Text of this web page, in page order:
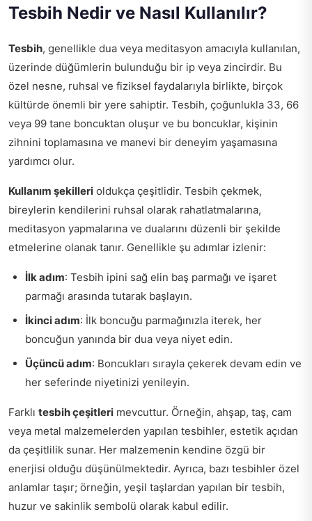
Tesbih Nedir ve Nasıl Kullanılır?
Tesbih, genellikle dua veya meditasyon amacıyla kullanılan,
üzerinde düğümlerin bulunduğu bir ip veya zincirdir. Bu
özel nesne, ruhsal ve fiziksel faydalarıyla birlikte, birçok
kültürde önemli bir yere sahiptir. Tesbih, çoğunlukla 33, 66
veya 99 tane boncuktan oluşur ve bu boncuklar, kişinin
zihnini toplamasına ve manevi bir deneyim yaşamasına
yardımcı olur.
Kullanım şekilleri oldukça çeşitlidir. Tesbih çekmek,
bireylerin kendilerini ruhsal olarak rahatlatmalarına,
meditasyon yapmalarına ve dualarını düzenli bir şekilde
etmelerine olanak tanır. Genellikle şu adımlar izlenir:
İlk adım: Tesbih ipini sağ elin baş parmağı ve işaret
parmağı arasında tutarak başlayın.
İkinci adım: İlk boncuğu parmağınızla iterek, her
boncuğun yanında bir dua veya niyet edin.
Üçüncü adım: Boncukları sırayla çekerek devam edin ve
her seferinde niyetinizi yenileyin.
Farklı tesbih çeşitleri mevcuttur. Örneğin, ahşap, taş, cam
veya metal malzemelerden yapılan tesbihler, estetik açıdan
da çeşitlilik sunar. Her malzemenin kendine özgü bir
enerjisi olduğu düşünülmektedir. Ayrıca, bazı tesbihler özel
anlamlar taşır; örneğin, yeşil taşlardan yapılan bir tesbih,
huzur ve sakinlik sembolü olarak kabul edilir.